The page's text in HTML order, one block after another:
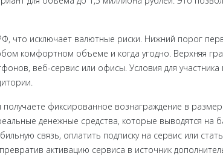
что исключает валютные риски. Нижний порог
комфортном объеме и когда угодно. Верхняя
веб-сервис или офисы. Условия для
фиксированное вознаграждение в
денежные средства, которые выводятся на
связь, оплатить подписку на сервис или
активацию сервиса в источник